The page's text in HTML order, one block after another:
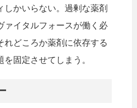
しかいらない。過剰な薬剤
ァイタルフォースが働く必
れどころか薬剤に依存する
固定させてしまう。